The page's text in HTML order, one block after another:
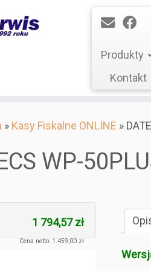
Produkty
Kontakt
» Kasy Fiskalne ONLINE »
WP-
1 794,57 zł
Cena netto: 1.459,00 zł